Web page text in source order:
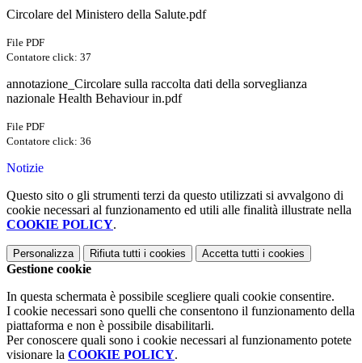
Circolare del Ministero della Salute.pdf
File PDF
Contatore click: 37
annotazione_Circolare sulla raccolta dati della sorveglianza
nazionale Health Behaviour in.pdf
File PDF
Contatore click: 36
Notizie
Questo sito o gli strumenti terzi da questo utilizzati si avvalgono di
cookie necessari al funzionamento ed utili alle finalità illustrate nella
COOKIE POLICY.
Personalizza Rifiuta tutti i cookies Accetta tutti i cookies
Gestione cookie
In questa schermata è possibile scegliere quali cookie consentire.
I cookie necessari sono quelli che consentono il funzionamento della
piattaforma e non è possibile disabilitarli.
Per conoscere quali sono i cookie necessari al funzionamento potete
visionare la COOKIE POLICY.